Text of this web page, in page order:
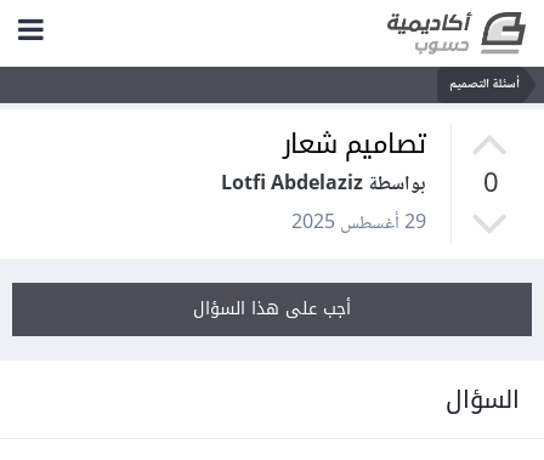
أسئلة التصميم
0
تصاميم شعار
بواسطة Lotfi Abdelaziz
29 أغسطس 2025
أجب على هذا السؤال
السؤال